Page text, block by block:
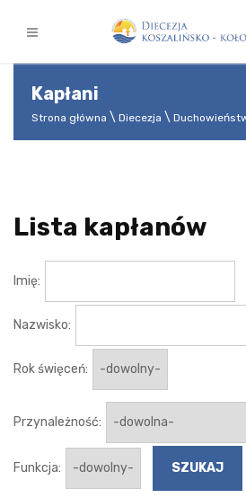
Kapłani
Strona główna Diecezja
Lista kapłanów
Imię:
Nazwisko:
Rok święceń:
Przynależność:
Funkcja: